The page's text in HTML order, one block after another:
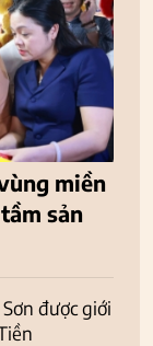
miền
sản
được giới